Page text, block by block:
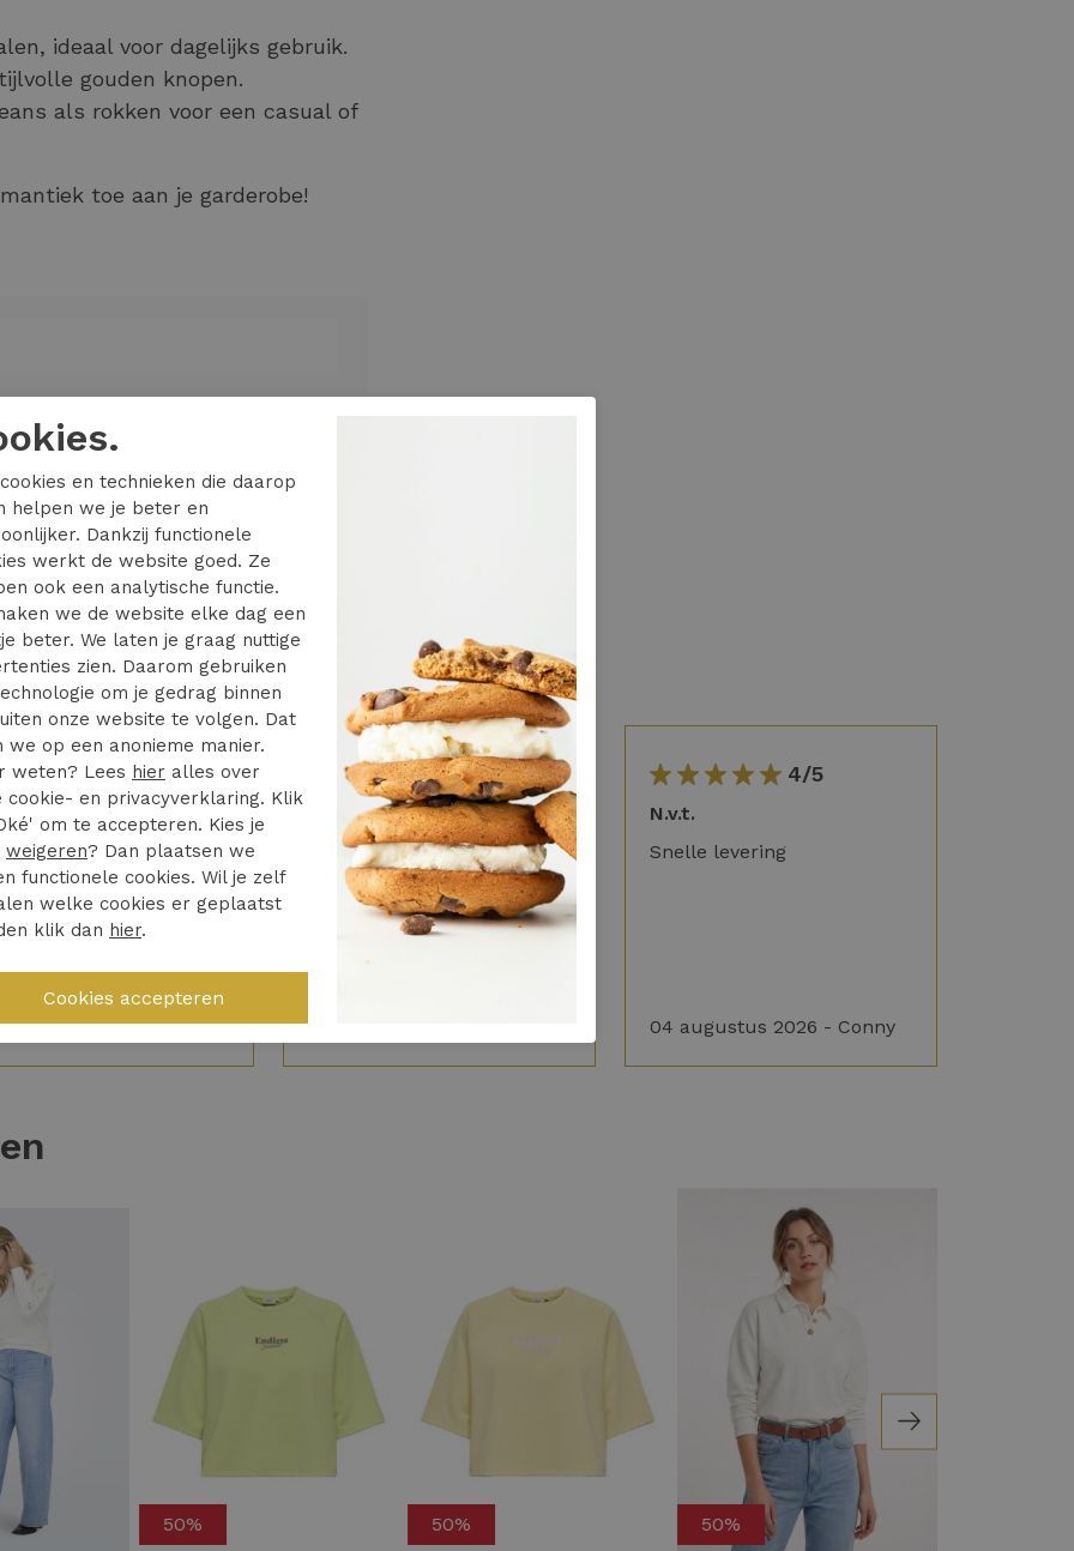
ideaal voor dagelijks gebruik.
gouden knopen.
als rokken voor een casual of
toe aan je garderobe!
CS PR SWT 15378310
gold buttons
4/5
heel netjes opgelost
artikel bezorgd
2026 - Roos
5/5
Vrijdag besteld zaterdag in
huis. Toppie
Hele fijne ervaring
4/5
N.v.t.
Snelle levering
04 augustus 2026 - Conny
50% 50% 50%
en technieken die daarop
helpen we je beter en
Dankzij functionele
werkt de website goed. Ze
ook een analytische functie.
we de website elke dag een
beter. We laten je graag nuttige
zien. Daarom gebruiken
om je gedrag binnen
onze website te volgen. Dat
we op een anonieme manier.
weten? Lees hier alles over
cookie- en privacyverklaring. Klik
om te accepteren. Kies je
weigeren? Dan plaatsen we
functionele cookies. Wil je zelf
welke cookies er geplaatst
klik dan hier.